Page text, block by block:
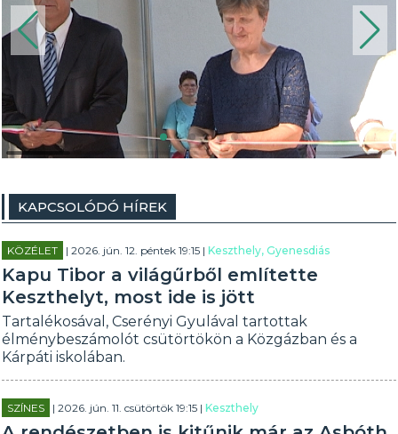
KAPCSOLÓDÓ HÍREK
KÖZÉLET | 2026. jún. 12. péntek 19:15 |Keszthely, Gyenesdiás
Kapu Tibor a világűrből említette
Keszthelyt, most ide is jött
Tartalékosával, Cserényi Gyulával tartottak
élménybeszámolót csütörtökön a Közgázban és a
Kárpáti iskolában.
SZÍNES | 2026. jún. 11. csütörtök 19:15 |Keszthely